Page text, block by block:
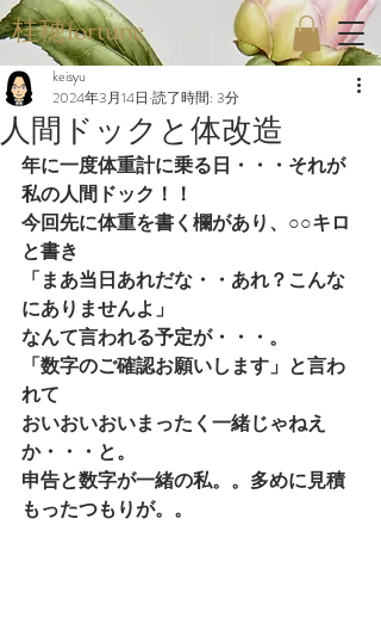
桂穂fortune
人間ドックと体改造
keisyu
2024年3月14日 読了時間: 3分
年に一度体重計に乗る日・・・それが
私の人間ドック！！
今回先に体重を書く欄があり、○○キロ
と書き
「まあ当日あれだな・・あれ？こんな
にありませんよ」
なんて言われる予定が・・・。
「数字のご確認お願いします」と言わ
れて
おいおいおいまったく一緒じゃねえ
か・・・と。
申告と数字が一緒の私。。多めに見積
もったつもりが。。